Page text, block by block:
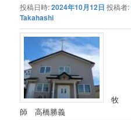
ン
投稿日時:2024年10月12日 投稿者:
Takahashi
牧
師 高橋勝義